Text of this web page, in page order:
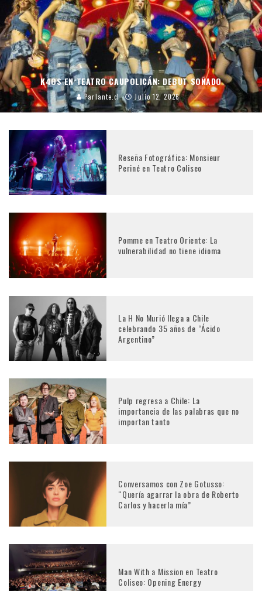
K4OS EN TEATRO CAUPOLICÁN: DEBUT SOÑADO
Parlante.cl Julio 12, 2026
Reseña Fotográfica: Monsieur
Periné en Teatro Coliseo
Pomme en Teatro Oriente: La
vulnerabilidad no tiene idioma
La H No Murió llega a Chile
celebrando 35 años de “Ácido
Argentino”
Pulp regresa a Chile: La
importancia de las palabras que no
importan tanto
Conversamos con Zoe Gotusso:
“Quería agarrar la obra de Roberto
Carlos y hacerla mía”
Man With a Mission en Teatro
Coliseo: Opening Energy